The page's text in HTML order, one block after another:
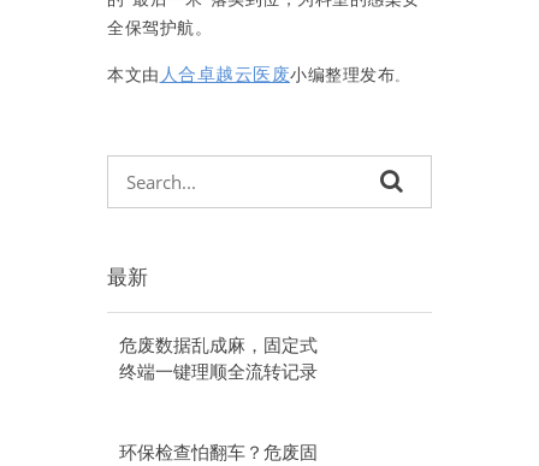
全保驾护航。
本文由 人合卓越云医废小编整理发布
最新
危废数据乱成麻，固定式
终端一键理顺全流转记录
环保检查怕翻车？危废固